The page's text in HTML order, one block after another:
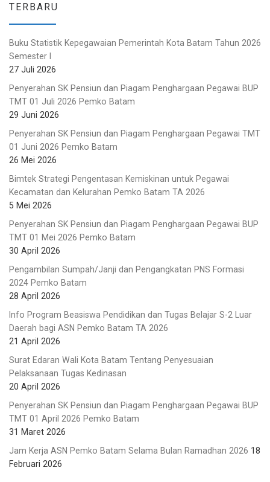
TERBARU
Buku Statistik Kepegawaian Pemerintah Kota Batam Tahun 2026
Semester I
27 Juli 2026
Penyerahan SK Pensiun dan Piagam Penghargaan Pegawai BUP
TMT 01 Juli 2026 Pemko Batam
29 Juni 2026
Penyerahan SK Pensiun dan Piagam Penghargaan Pegawai TMT
01 Juni 2026 Pemko Batam
26 Mei 2026
Bimtek Strategi Pengentasan Kemiskinan untuk Pegawai
Kecamatan dan Kelurahan Pemko Batam TA 2026
5 Mei 2026
Penyerahan SK Pensiun dan Piagam Penghargaan Pegawai BUP
TMT 01 Mei 2026 Pemko Batam
30 April 2026
Pengambilan Sumpah/Janji dan Pengangkatan PNS Formasi
2024 Pemko Batam
28 April 2026
Info Program Beasiswa Pendidikan dan Tugas Belajar S-2 Luar
Daerah bagi ASN Pemko Batam TA 2026
21 April 2026
Surat Edaran Wali Kota Batam Tentang Penyesuaian
Pelaksanaan Tugas Kedinasan
20 April 2026
Penyerahan SK Pensiun dan Piagam Penghargaan Pegawai BUP
TMT 01 April 2026 Pemko Batam
31 Maret 2026
Jam Kerja ASN Pemko Batam Selama Bulan Ramadhan 2026 18
Februari 2026